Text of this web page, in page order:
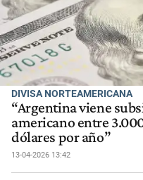
DIVISA NORTEAMERICANA
“Argentina viene
americano entre
dólares por año”
13-04-2026 13:42